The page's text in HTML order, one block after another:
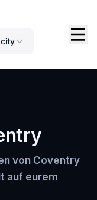
von Coventry
auf eurem